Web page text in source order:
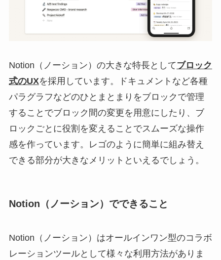
Notion（ノーション）の大きな特長としてブロック
式のUXを採用しています。ドキュメントなど各種
パラグラフなどのひとまとまりをブロックで管理
することでブロック間の変更を用意にしたり、ブ
ロックごとに役割を変えることでスムーズな操作
感を作っています。レゴのように簡単に組み替え
できる部分が大きなメリットといえるでしょう。
Notion（ノーション）でできること
Notion（ノーション）はオールインワン型のコラボ
レーションツールとして様々な利用方法がありま